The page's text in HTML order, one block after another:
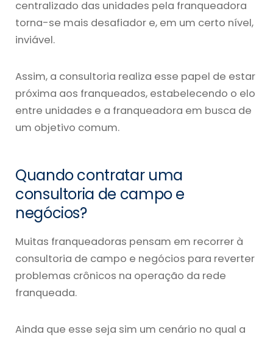
centralizado das unidades pela franqueadora
torna-se mais desafiador e, em um certo nível,
inviável.
Assim, a consultoria realiza esse papel de estar
próxima aos franqueados, estabelecendo o elo
entre unidades e a franqueadora em busca de
um objetivo comum.
Quando contratar uma
consultoria de campo e
negócios?
Muitas franqueadoras pensam em recorrer à
consultoria de campo e negócios para reverter
problemas crônicos na operação da rede
franqueada.
Ainda que esse seja sim um cenário no qual a